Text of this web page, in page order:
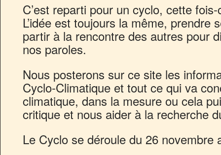
C’est reparti pour un cyclo, cette
L’idée est toujours la même, prendre
partir à la rencontre des autres pour
nos paroles.
Nous posterons sur ce site les
Cyclo-Climatique et tout ce qui va
climatique, dans la mesure ou cela
critique et nous aider à la recherche
Le Cyclo se déroule du 26 novembre